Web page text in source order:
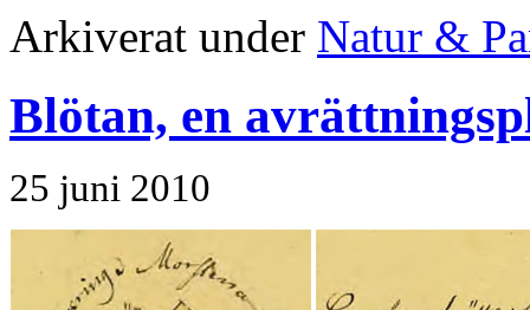
Arkiverat under Natur &
Blötan, en
25 juni 2010